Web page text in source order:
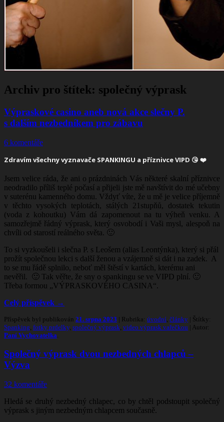
Archiv pro štítek: společný výprask
Výpraskové casino aneb nová akce slečny P.
s dalším nezbedníkem pro zábavu
6 komentáře
Zdravím všechny vyznavače SPANKINGU a příznivce VIPD 😘 ❤️
Jsem velice ráda, že ani o prázdninách Vás některé skalní příznivce
neodradilo příliš teplé počasí a přijeli jste mě navštívit do mé učebny
v suterénu kamenného domu. Vždyť víte, že u mě je velice příjemně
v těchto vysokých teplotách, stálých 21stupňů, dostatek tekutin
(voda z kohoutku) Vám dá zapomenout na tu výheň venku. A
samozřejmě řádný výprask, který osvobodí i Vaši mysl, alespoň na
chvíli od starostí reálného světa. 🙂
To si vyzkoušeli i slečna P. s Leošem (alias Leontýnka), který si přál
prožít společnou lekci s další ženou a vzájemně si dát i na zadek. A
to se mu řádě splnilo, neboť měl štěstí v kartách, kterému ani
nevěřil. 🙂 Tak věřte, že sny o spankingu se ve VIPD plní. 🙂
Třeba formou „VÝPRASKOVÉHO CASINA“.
Celý příspěvek →
Příspěvek byl publikován 21. srpna 2023 | Rubrika: úvodní články | Štítky:
Spanking fotky prdelky, společný výprask video výprask vařečkou | Autor:
Paní Vychovatelka
Společný výprask dvou nezbedných chlapců –
Výzva
32 komentáře
Hledá se druhý nezbedný chlapec, co by chtěl podstoupit společný
výprask s jiným nezbedným chlapcem současně.